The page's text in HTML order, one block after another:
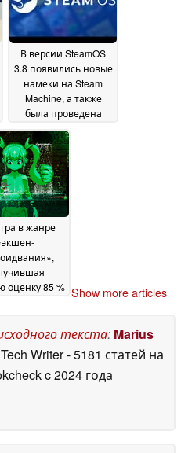
В версии SteamOS
3.8 появились новые
намеки на Steam
Machine, а также
была проведена
подготовка
операционной
системы Valve к
поддержке большего
числа портативных
устройств18 June 2026
в жанре
оценку 85 %
70 % 18 June
Show more articles
текста: Marius
Writer- 5181 статей на
c 2024 года